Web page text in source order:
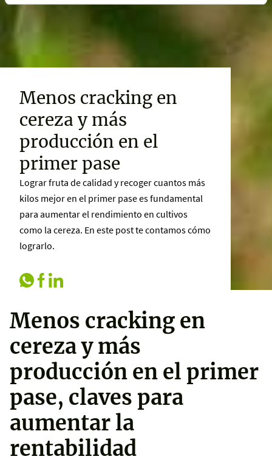
Menos cracking en
cereza y más
producción en el
primer pase
Lograr fruta de calidad y recoger cuantos más
kilos mejor en el primer pase es fundamental
para aumentar el rendimiento en cultivos
como la cereza. En este post te contamos cómo
lograrlo.
Menos cracking en
cereza y más
producción en el primer
pase, claves para
aumentar la
rentabilidad